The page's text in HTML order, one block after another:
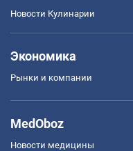
Новости Кулинарии
Экономика
Рынки и компании
MedOboz
Новости медицины